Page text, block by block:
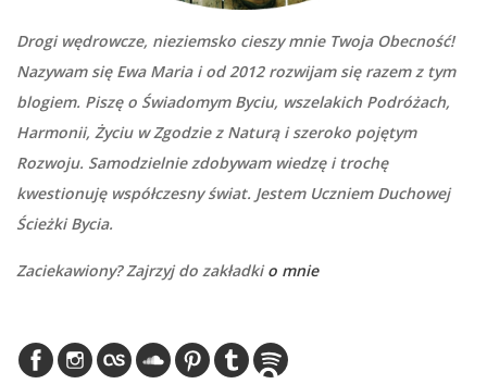
Drogi wędrowcze, nieziemsko cieszy mnie Twoja Obecność!
Nazywam się Ewa Maria i od 2012 rozwijam się razem z tym
blogiem. Piszę o Świadomym Byciu, wszelakich Podróżach,
Harmonii, Życiu w Zgodzie z Naturą i szeroko pojętym
Rozwoju. Samodzielnie zdobywam wiedzę i trochę
kwestionuję współczesny świat. Jestem Uczniem Duchowej
Ścieżki Bycia.
Zaciekawiony? Zajrzyj do zakładkio mnie